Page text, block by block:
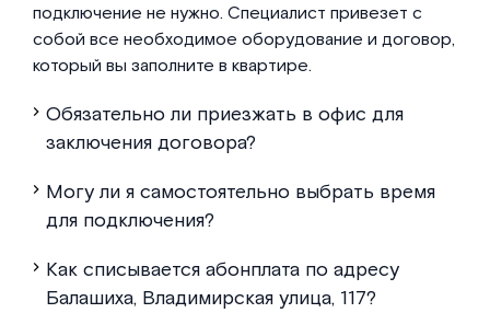
подключение не нужно. Специалист привезет с
собой все необходимое оборудование и договор,
который вы заполните в квартире.
Обязательно ли приезжать в офис для
заключения договора?
Могу ли я самостоятельно выбрать время
для подключения?
Как списывается абонплата по адресу
Балашиха, Владимирская улица, 117?